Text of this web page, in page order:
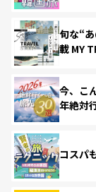
旬な“
載 MY
今、こ
年絶対
コスパ